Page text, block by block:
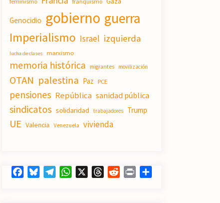
19/07/2026
Actos en Valencia y Alicante contra
la represión del activismo por
Palestina.
16/07/2026
El fuego no tiene la culpa en Los
Gallardos (Almería)
Genocidio gobierno guerra
Imperialismo Israel izquierda
lucha de clases marxismo
memoria histórica migrantes movilización
OTAN palestina Paz PCE
pensiones República sanidad pública
sindicatos solidaridad trabajadores Trump
UE Valencia Venezuela vivienda
FacebookBlueskyTelegramWhatsApp ThreadsReddit Print